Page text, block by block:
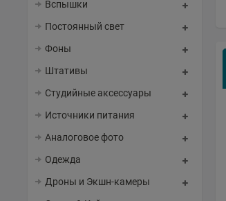
Вспышки
Постоянный свет
Фоны
Штативы
Студийные аксессуары
Источники питания
Аналоговое фото
Одежда
Дроны и Экшн-камеры